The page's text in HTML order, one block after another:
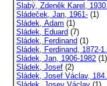
Slabý, Zdeněk Karel,
Sládeček, Jan, 1961- (1)
Sládek, Adam (1)
Sládek, Eduard (7)
Sládek, Ferdinand (1)
Sládek, Ferdinand, 1872-
Sládek, Jan, 1906-1982 (1)
Sládek, Josef (2)
Sládek, Josef Václav,